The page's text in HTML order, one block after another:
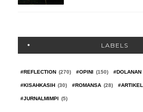
LABELS
#REFLECTION (270) #OPINI (150) #DOLANAN
#KISAHKASIH (30) #ROMANSA (28) #ARTIKEL
#JURNALMIMPI (5)